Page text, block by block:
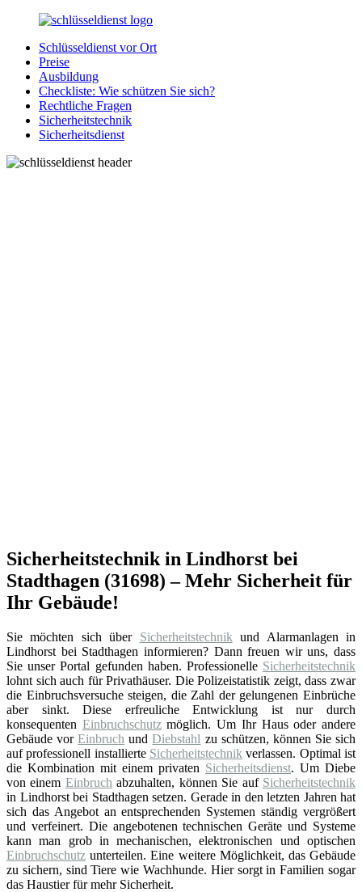
Zurück
Inhalt
SchluesseldienstDirekt.de
Ihre
Notlage
wird
gelöst!
Schlüsseldienst vor Ort
Preise
Ausbildung
Checkliste: Wie schützen Sie sich?
Rechtliche Fragen
Sicherheitstechnik
Sicherheitsdienst
Sicherheitstechnik in Lindhorst bei
Stadthagen (31698) – Mehr Sicherheit für
Ihr Gebäude!
Sie möchten sich über Sicherheitstechnikund Alarmanlagen in
Lindhorst bei Stadthagen informieren? Dann freuen wir uns, dass
Sie unser Portal gefunden haben. Professionelle Sicherheitstechnik
lohnt sich auch für Privathäuser. Die Polizeistatistik zeigt, dass zwar
die Einbruchsversuche steigen, die Zahl der gelungenen Einbrüche
aber sinkt. Diese erfreuliche Entwicklung ist nur durch
konsequenten Einbruchschutzmöglich. Um Ihr Haus oder andere
Gebäude vorEinbruch undDiebstahl zu schützen, können Sie sich
auf professionell installierte Sicherheitstechnik verlassen. Optimal ist
die Kombination mit einem privaten Sicherheitsdienst. Um Diebe
von einem Einbruch abzuhalten, können Sie auf Sicherheitstechnik
in Lindhorst bei Stadthagen setzen. Gerade in den letzten Jahren hat
sich das Angebot an entsprechenden Systemen ständig vergrößert
und verfeinert. Die angebotenen technischen Geräte und Systeme
kann man grob in mechanischen, elektronischen und optischen
Einbruchschutz unterteilen. Eine weitere Möglichkeit, das Gebäude
zu sichern, sind Tiere wie Wachhunde. Hier sorgt in Familien sogar
das Haustier für mehr Sicherheit.